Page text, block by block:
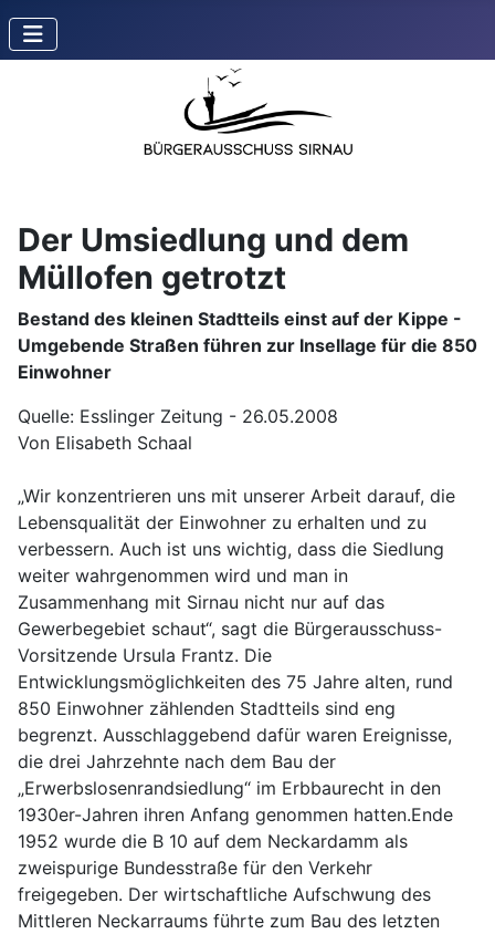
Der Umsiedlung und dem
Müllofen getrotzt
Bestand des kleinen Stadtteils einst auf der Kippe -
Umgebende Straßen führen zur Insellage für die 850
Einwohner
Quelle: Esslinger Zeitung - 26.05.2008
Von Elisabeth Schaal
„Wir konzentrieren uns mit unserer Arbeit darauf, die
Lebensqualität der Einwohner zu erhalten und zu
verbessern. Auch ist uns wichtig, dass die Siedlung
weiter wahrgenommen wird und man in
Zusammenhang mit Sirnau nicht nur auf das
Gewerbegebiet schaut“, sagt die Bürgerausschuss-
Vorsitzende Ursula Frantz. Die
Entwicklungsmöglichkeiten des 75 Jahre alten, rund
850 Einwohner zählenden Stadtteils sind eng
begrenzt. Ausschlaggebend dafür waren Ereignisse,
die drei Jahrzehnte nach dem Bau der
„Erwerbslosenrandsiedlung“ im Erbbaurecht in den
1930er-Jahren ihren Anfang genommen hatten.Ende
1952 wurde die B 10 auf dem Neckardamm als
zweispurige Bundesstraße für den Verkehr
freigegeben. Der wirtschaftliche Aufschwung des
Mittleren Neckarraums führte zum Bau des letzten